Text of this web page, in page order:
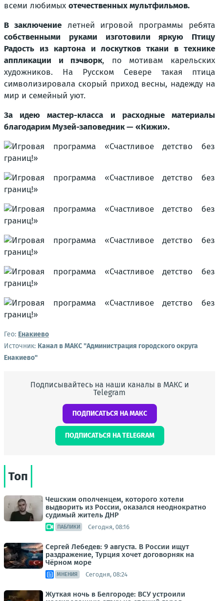
всеми любимых отечественных мультфильмов.
В заключениелетней игровой программы ребята
собственными руками изготовили яркую Птицу
Радость из картона и лоскутков ткани в технике
аппликации и пэчворк, по мотивам карельских
художников. На Русском Севере такая птица
символизировала скорый приход весны, надежду на
мир и семейный уют.
За идею мастер-класса и расходные материалы
благодарим Музей-заповедник — «Кижи».
Гео: Енакиево
Источник: Канал в МАКС "Администрация городского округа
Енакиево"
Подписывайтесь на наши каналы в МАКС и
Telegram
ПОДПИСАТЬСЯ НА МАКС
ПОДПИСАТЬСЯ НА TELEGRAM
Топ
Чешским ополченцем, которого хотели
выдворить из России, оказался неоднократно
судимый житель ДНР
ПАБЛИКИ Сегодня, 08:16
Сергей Лебедев: 9 августа. В России ищут
раздражение, Турция хочет договорняк на
Чёрном море
МНЕНИЯ Сегодня, 08:24
Жуткая ночь в Белгороде: ВСУ устроили